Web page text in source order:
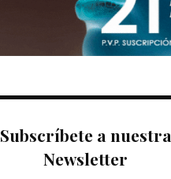
Subscríbete a nuestra
Newsletter